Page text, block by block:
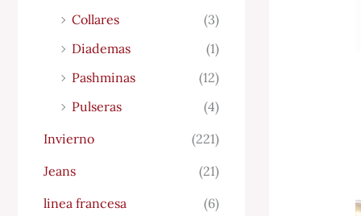
Collares
(3)
Diademas
(1)
Pashminas
(12)
Pulseras
(4)
Invierno
(221)
Jeans
(21)
linea francesa
(6)